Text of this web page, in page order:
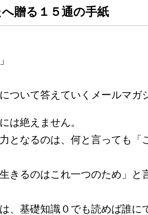
贈る１５通の手紙
ついて答えていくメールマガ
は絶えません。
となるのは、何と言っても
きるのはこれ一つのため」
、基礎知識０でも読めば誰